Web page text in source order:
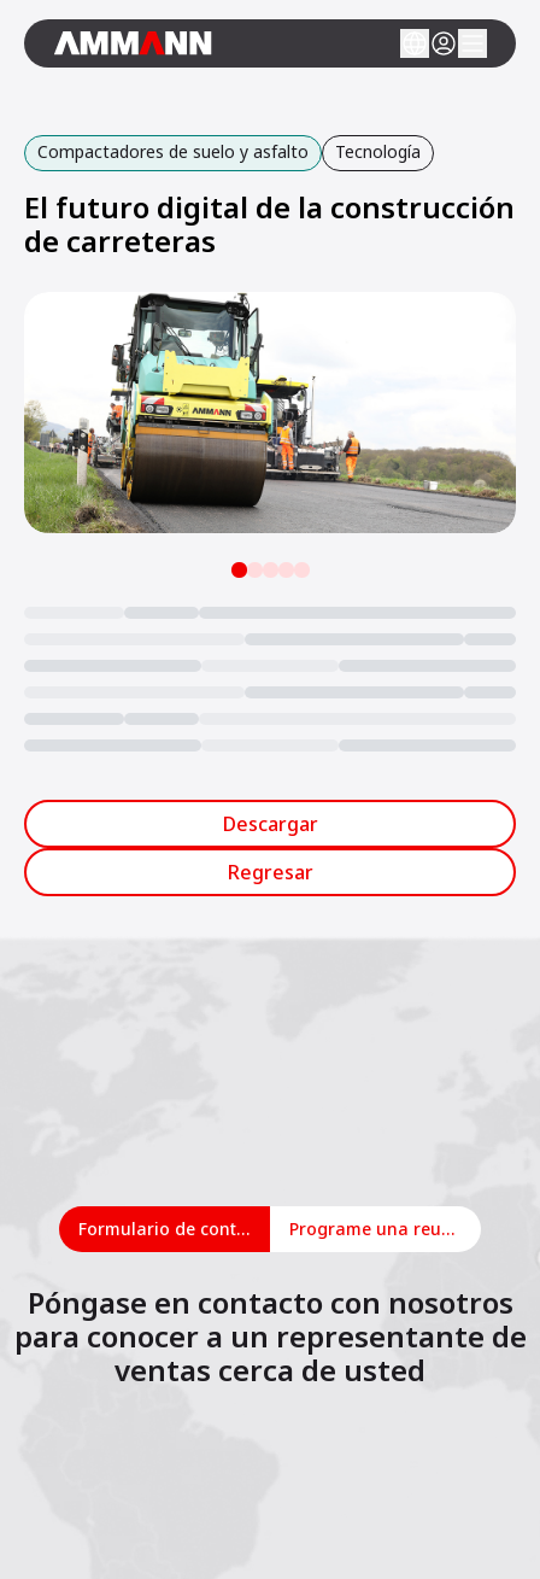
Compactadores de suelo y asfalto Tecnología
El futuro digital de la construcción
de carreteras
Descargar
Regresar
Formulario de contacto Programe una reunión en línea
Póngase en contacto con nosotros
para conocer a un representante de
ventas cerca de usted